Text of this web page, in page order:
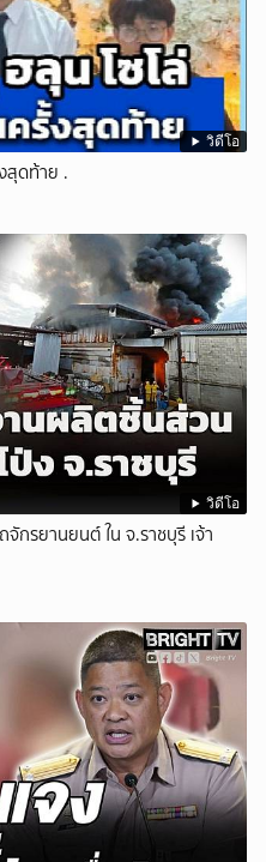
วิดีโอ
สุดท้าย .
วิดีโอ
กรยานยนต์ ใน จ.ราชบุรี เจ้า